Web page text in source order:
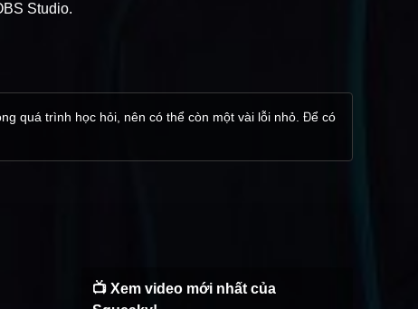
Studio.
quá trình học hỏi, nên có thể còn một vài lỗi nhỏ. Để có
📺 Xem video mới nhất của